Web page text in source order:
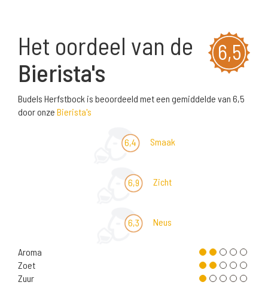
6,5
Het oordeel van de
Bierista's
Budels Herfstbock is beoordeeld met een gemiddelde van 6,5
door onze Bierista's
6,4 Smaak
6,9 Zicht
6,3 Neus
Aroma
Zoet
Zuur